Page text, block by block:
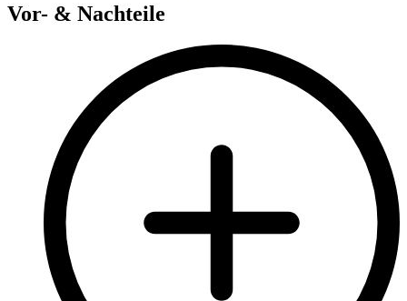
Vor- & Nachteile